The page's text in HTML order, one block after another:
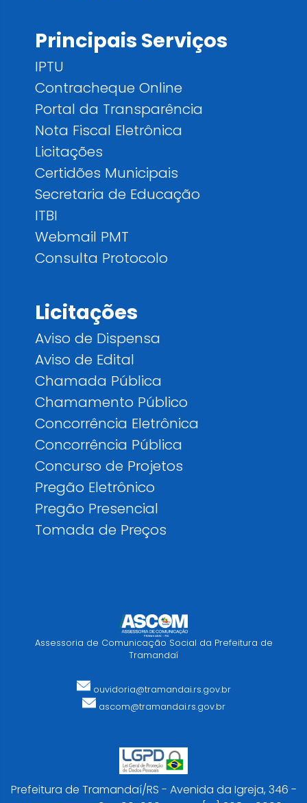
Principais Serviços
IPTU
Contracheque Online
Portal da Transparência
Nota Fiscal Eletrônica
Licitações
Certidões Municipais
Secretaria de Educação
ITBI
Webmail PMT
Consulta Protocolo
Licitações
Aviso de Dispensa
Aviso de Edital
Chamada Pública
Chamamento Público
Concorrência Eletrônica
Concorrência Pública
Concurso de Projetos
Pregão Eletrônico
Pregão Presencial
Tomada de Preços
Assessoria de Comunicação Social da Prefeitura de
Tramandaí
ouvidoria@tramandai.rs.gov.br
ascom@tramandai.rs.gov.br
Prefeitura de Tramandaí/RS - Avenida da Igreja, 346 -